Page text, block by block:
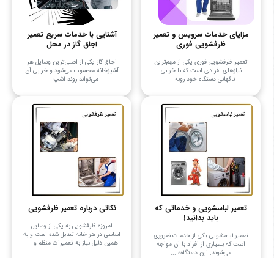
مزایای خدمات سرویس و تعمیر
ظرفشویی فوری
تعمیر ظرفشویی فوری یکی از مهم‌ترین
نیازهای افرادی است که با خرابی
ناگهانی دستگاه خود روبه‌ ...
آشنایی با خدمات سریع تعمیر
اجاق گاز در محل
اجاق گاز یکی از اصلی‌ترین وسایل هر
آشپزخانه محسوب می‌شود و خرابی آن
می‌تواند روند آشپ ...
تعمیر لباسشویی و خدماتی که
باید بدانید!
تعمیر لباسشویی یکی از خدمات ضروری
است که بسیاری از افراد با آن مواجه
می‌شوند. این دستگاه‌ه ...
نکاتی درباره تعمیر ظرفشویی
امروزه ظرفشویی به یکی از وسایل
اساسی در هر خانه تبدیل شده است و به
همین دلیل نیاز به تعمیرات منظم و ...